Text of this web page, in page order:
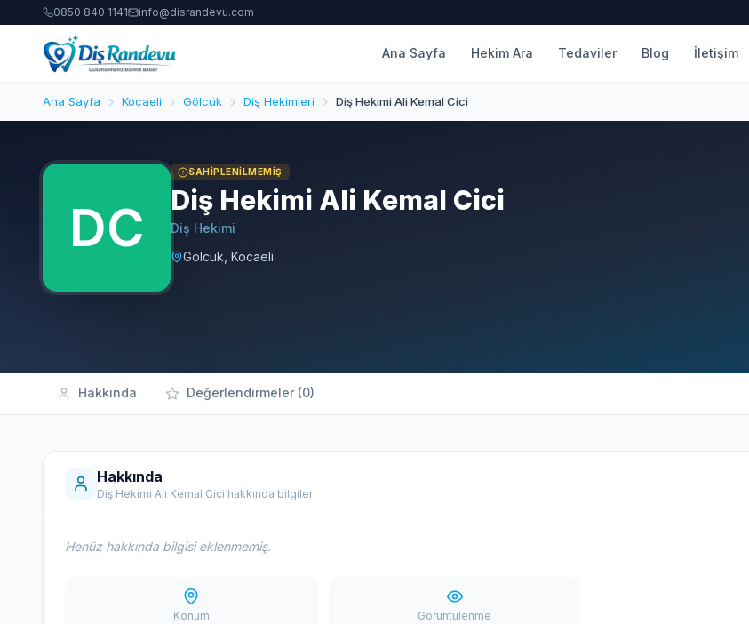
0850 840 1141 info@disrandevu.com
Ana Sayfa Hekim Ara Tedaviler Blog İletişim
Ana Sayfa Kocaeli Gölcük Diş Hekimleri Diş Hekimi Ali Kemal Cici
SAHIPLENILMEMIŞ
Diş Hekimi Ali Kemal Cici
Diş Hekimi
Gölcük, Kocaeli
Hakkında Değerlendirmeler (0)
Hakkında
Diş Hekimi Ali Kemal Cici hakkında bilgiler
Henüz hakkında bilgisi eklenmemiş.
Konum Görüntülenme